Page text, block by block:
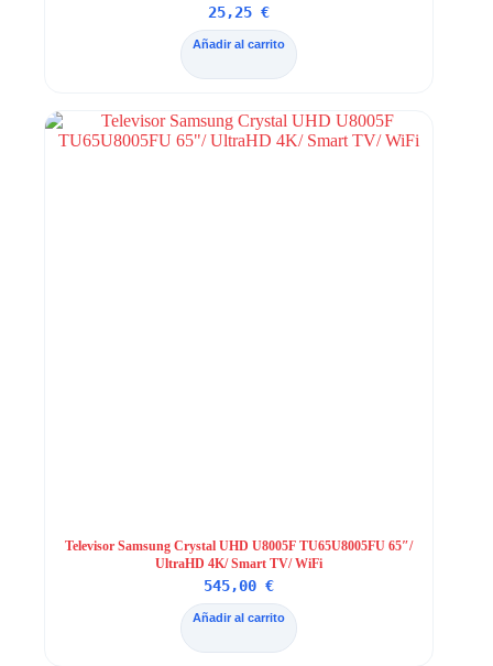
25,25€
Añadir al carrito
Televisor Samsung Crystal UHD U8005F TU65U8005FU 65″/
UltraHD 4K/ Smart TV/ WiFi
545,00€
Añadir al carrito